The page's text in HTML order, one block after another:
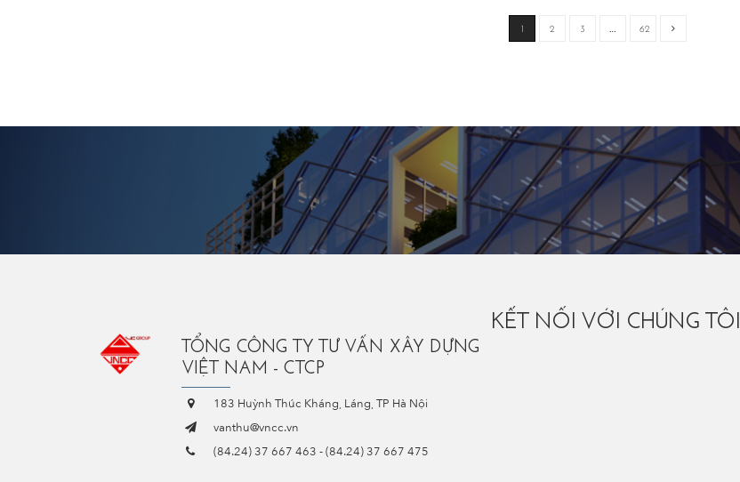
1 2 3 … 62
TỔNG CÔNG TY TƯ VẤN XÂY DỰNG
VIỆT NAM - CTCP
183 Huỳnh Thúc Kháng, Láng, TP Hà Nội
vanthu@vncc.vn
(84.24) 37 667 463 -(84.24) 37 667 475
KẾT NỐI VỚI CHÚNG TÔI